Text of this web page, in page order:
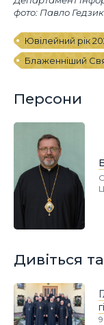
фото: Павло Гедзик
Ювілейний рік
Блаженніший
Персони
Дивіться